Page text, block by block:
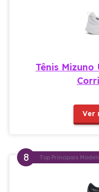
Tênis Mizuno
Ver
Top Principais